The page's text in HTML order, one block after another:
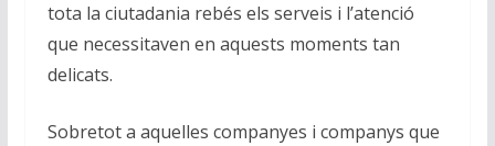
tota la ciutadania rebés els serveis i l’atenció
que necessitaven en aquests moments tan
delicats.
Sobretot a aquelles companyes i companys que